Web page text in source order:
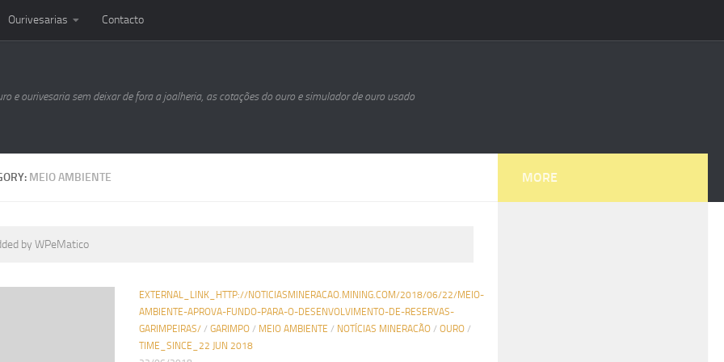
Ourivesarias Contacto
e ourivesaria sem deixar de fora a joalheria, as cotações do ouro e simulador de ouro usado
MEIO AMBIENTE
by WPeMatico
EXTERNAL_LINK_HTTP://NOTICIASMINERACAO.MINING.COM/2018/06/22/MEIO-
AMBIENTE-APROVA-FUNDO-PARA-O-DESENVOLVIMENTO-DE-RESERVAS-
GARIMPEIRAS/ / GARIMPO / MEIO AMBIENTE / NOTÍCIAS MINERACÃO / OURO /
TIME_SINCE_22 JUN 2018
MORE